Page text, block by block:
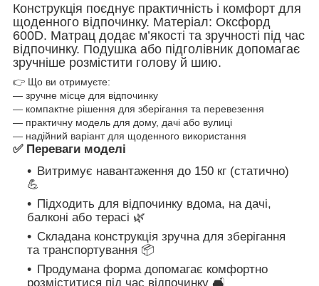
Конструкція поєднує практичність і комфорт для
щоденного відпочинку. Матеріал: Оксфорд
600D. Матрац додає м’якості та зручності під час
відпочинку. Подушка або підголівник допомагає
зручніше розмістити голову й шию.
👉 Що ви отримуєте:
— зручне місце для відпочинку
— компактне рішення для зберігання та перевезення
— практичну модель для дому, дачі або вулиці
— надійний варіант для щоденного використання
✅ Переваги моделі
Витримує навантаження до 150 кг (статично)
💪
Підходить для відпочинку вдома, на дачі,
балконі або терасі 🌿
Складана конструкція зручна для зберігання
та транспортування 📦
Продумана форма допомагає комфортно
розміститися під час відпочинку 🛋️